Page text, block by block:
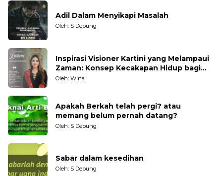
Adil Dalam Menyikapi Masalah
Oleh: S Depung
Inspirasi Visioner Kartini yang Melampaui
Zaman: Konsep Kecakapan Hidup bagi
Generasi Muda
Oleh: Wina
Apakah Berkah telah pergi? atau
memang belum pernah datang?
Oleh: S Depung
Sabar dalam kesedihan
Oleh: S Depung